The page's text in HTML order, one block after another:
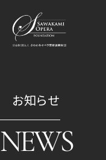
お知らせ
NEWS